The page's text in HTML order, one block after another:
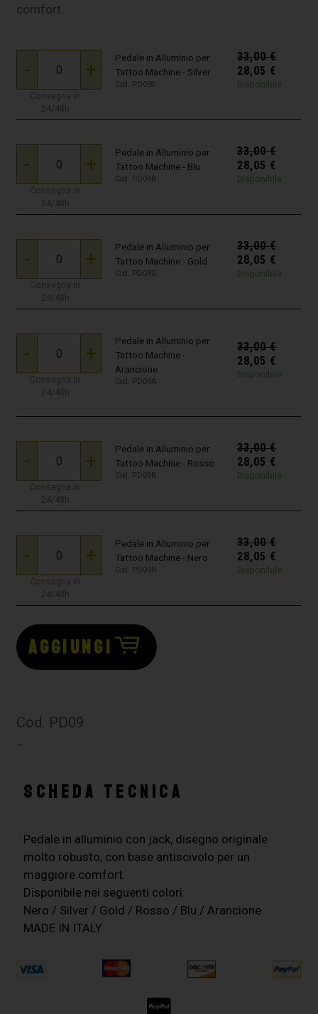
comfort.
- +
Consegna in
24/48h
Pedale in Alluminio per
Tattoo Machine - Silver
Cod. PD09S
33,00€
28,05 €
Disponibile
- +
Consegna in
24/48h
Pedale in Alluminio per
Tattoo Machine - Blu
Cod. PD09B
33,00€
28,05 €
Disponibile
- +
Consegna in
24/48h
Pedale in Alluminio per
Tattoo Machine - Gold
Cod. PD09G
33,00€
28,05 €
Disponibile
- +
Consegna in
24/48h
Pedale in Alluminio per
Tattoo Machine -
Arancione
Cod. PD09A
33,00€
28,05 €
Disponibile
- +
Consegna in
24/48h
Pedale in Alluminio per
Tattoo Machine - Rosso
Cod. PD09R
33,00€
28,05 €
Disponibile
- +
Consegna in
24/48h
Pedale in Alluminio per
Tattoo Machine - Nero
Cod. PD09N
33,00€
28,05 €
Disponibile
AGGIUNGI
Cod. PD09
–
SCHEDA TECNICA
Pedale in alluminio con jack, disegno originale
molto robusto, con base antiscivolo per un
maggiore comfort.
Disponibile nei seguenti colori:
Nero / Silver / Gold / Rosso / Blu / Arancione
MADE IN ITALY